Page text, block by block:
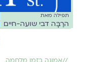
תפילה מאת
הרַבָּה דבי שועה-חיים